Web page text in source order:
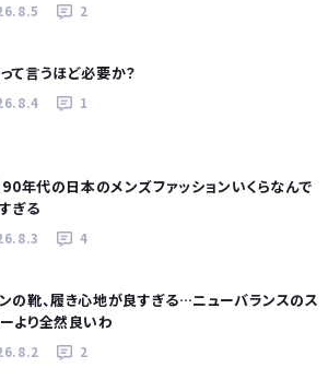
2
て言うほど必要か？
1
90年代の日本のメンズファッションいくらなんで
ぎる
4
の靴、履き心地が良すぎる…ニューバランスのス
より全然良いわ
2